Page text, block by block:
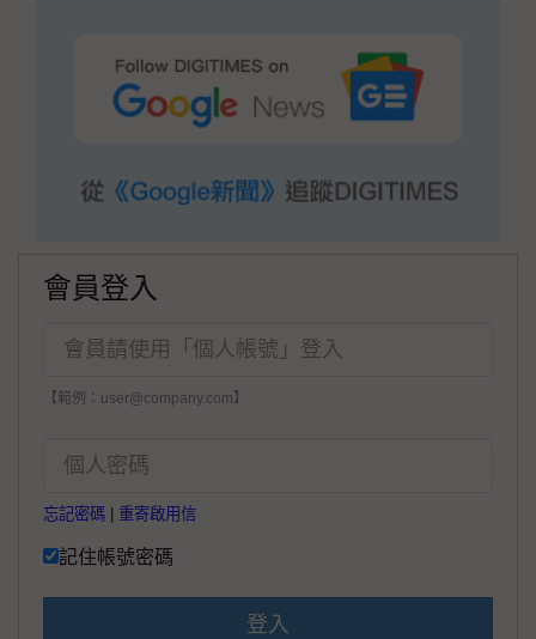
會員登入
【範例：user@company.com】
忘記密碼 重寄啟用信
記住帳號密碼
登入